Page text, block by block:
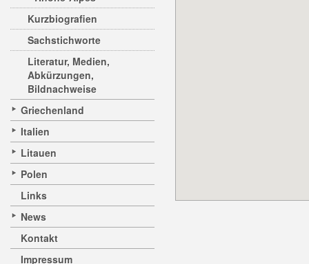
Kurzbiografien
Sachstichworte
Literatur, Medien,
Abkürzungen,
Bildnachweise
Griechenland
Italien
Litauen
Polen
Links
News
Kontakt
Impressum